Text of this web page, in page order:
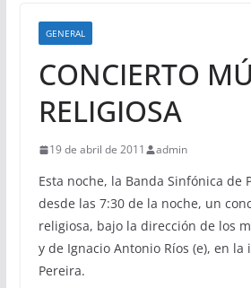
GENERAL
CONCIERTO
RELIGIOSA
19 de abril de 2011 admin
Esta noche, la Banda Sinfónica de
desde las 7:30 de la noche, un
religiosa, bajo la dirección de los
y de Ignacio Antonio Ríos (e), en
Pereira.